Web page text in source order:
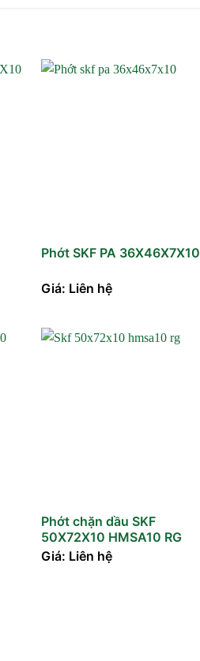
Phớt SKF PA 36X46X7X10
Giá: Liên hệ
Phớt chặn dầu SKF
50X72X10 HMSA10 RG
Giá: Liên hệ